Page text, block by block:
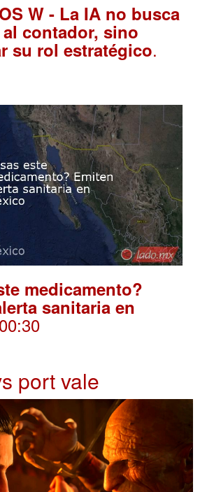
W - La IA no busca
contador, sino
su rol estratégico.
medicamento?
sanitaria en
port vale